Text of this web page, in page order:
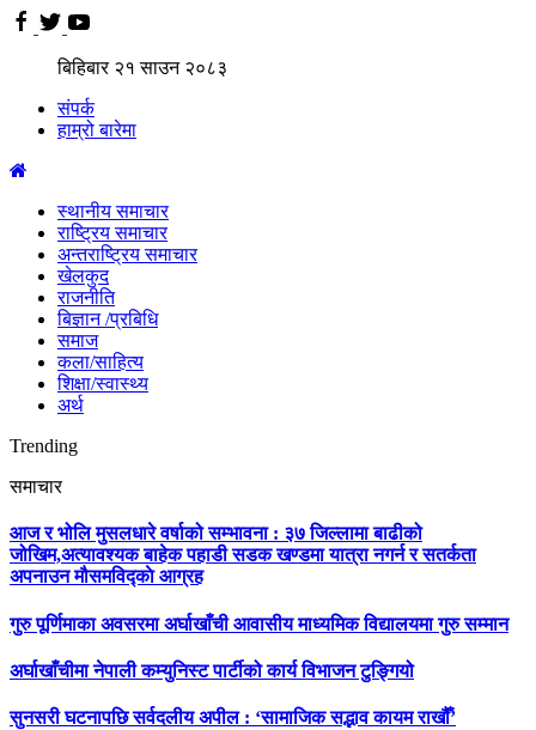
बिहिबार २१साउन २०८३
संपर्क
हाम्रो बारेमा
स्थानीय समाचार
राष्ट्रिय समाचार
अन्तराष्ट्रिय समाचार
खेलकुद
राजनीति
बिज्ञान /प्रबिधि
समाज
कला/साहित्य
शिक्षा/स्वास्थ्य
अर्थ
Trending
समाचार
आज र भोलि मुसलधारे वर्षाको सम्भावना : ३७ जिल्लामा बाढीको
जोखिम,अत्यावश्यक बाहेक पहाडी सडक खण्डमा यात्रा नगर्न र सतर्कता
अपनाउन मौसमविद्काे आग्रह
गुरु पूर्णिमाका अवसरमा अर्घाखाँची आवासीय माध्यमिक विद्यालयमा गुरु सम्मान
अर्घाखाँचीमा नेपाली कम्युनिस्ट पार्टीको कार्य विभाजन टुङ्गियो
सुनसरी घटनापछि सर्वदलीय अपील : ‘सामाजिक सद्भाव कायम राखौँ’